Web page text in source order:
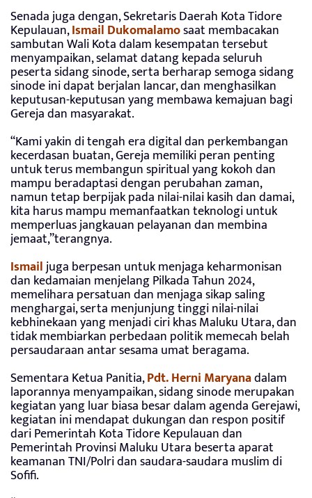
Senada juga dengan, Sekretaris Daerah Kota Tidore
Kepulauan,Ismail Dukomalamosaat membacakan
sambutan Wali Kota dalam kesempatan tersebut
menyampaikan, selamat datang kepada seluruh
peserta sidang sinode, serta berharap semoga sidang
sinode ini dapat berjalan lancar, dan menghasilkan
keputusan-keputusan yang membawa kemajuan bagi
Gereja dan masyarakat.
“Kami yakin di tengah era digital dan perkembangan
kecerdasan buatan, Gereja memiliki peran penting
untuk terus membangun spiritual yang kokoh dan
mampu beradaptasi dengan perubahan zaman,
namun tetap berpijak pada nilai-nilai kasih dan damai,
kita harus mampu memanfaatkan teknologi untuk
memperluas jangkauan pelayanan dan membina
jemaat,”terangnya.
Ismailjuga berpesan untuk menjaga keharmonisan
dan kedamaian menjelang Pilkada Tahun 2024,
memelihara persatuan dan menjaga sikap saling
menghargai, serta menjunjung tinggi nilai-nilai
kebhinekaan yang menjadi ciri khas Maluku Utara, dan
tidak membiarkan perbedaan politik memecah belah
persaudaraan antar sesama umat beragama.
Sementara Ketua Panitia,Pdt. Herni Maryanadalam
laporannya menyampaikan, sidang sinode merupakan
kegiatan yang luar biasa besar dalam agenda Gerejawi,
kegiatan ini mendapat dukungan dan respon positif
dari Pemerintah Kota Tidore Kepulauan dan
Pemerintah Provinsi Maluku Utara beserta aparat
keamanan TNI/Polri dan saudara-saudara muslim di
Sofifi.